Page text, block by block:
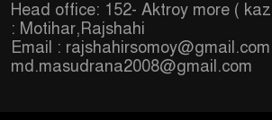
Head office: 152- Aktroy more (
: Motihar,Rajshahi
Email : rajshahirsomoy@gmail.com
md.masudrana2008@gmail.com